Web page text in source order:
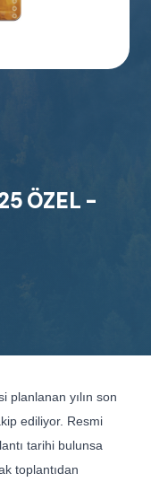
ÖZEL -
planlanan yılın son
ediliyor. Resmi
tarihi bulunsa
toplantıdan